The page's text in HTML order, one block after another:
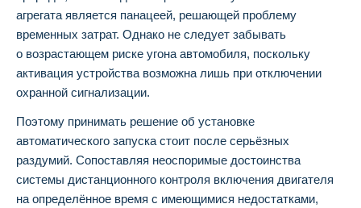
агрегата является панацеей, решающей проблему
временных затрат. Однако не следует забывать
о возрастающем риске угона автомобиля, поскольку
активация устройства возможна лишь при отключении
охранной сигнализации.
Поэтому принимать решение об установке
автоматического запуска стоит после серьёзных
раздумий. Сопоставляя неоспоримые достоинства
системы дистанционного контроля включения двигателя
на определённое время с имеющимися недостатками,